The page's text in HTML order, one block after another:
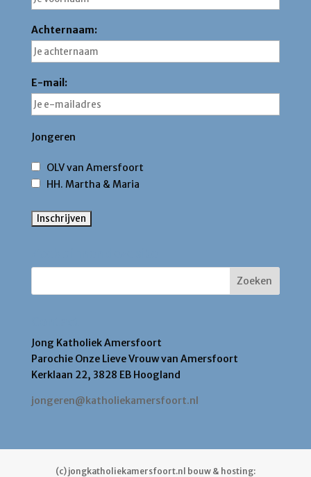
Achternaam:
E-mail:
Jongeren
OLV van Amersfoort
HH. Martha & Maria
Jong Katholiek Amersfoort
Parochie Onze Lieve Vrouw van Amersfoort
Kerklaan 22, 3828 EB Hoogland
jongeren@katholiekamersfoort.nl
(c) jongkatholiekamersfoort.nl bouw & hosting: